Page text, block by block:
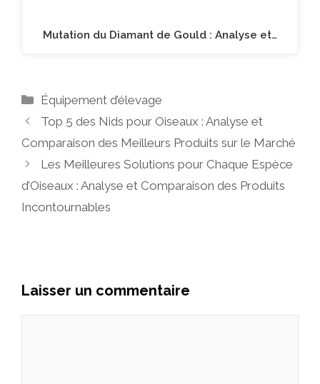
Mutation du Diamant de Gould : Analyse et…
Catégories
Équipement d’élevage
Top 5 des Nids pour Oiseaux : Analyse et
Comparaison des Meilleurs Produits sur le Marché
Les Meilleures Solutions pour Chaque Espèce
d’Oiseaux : Analyse et Comparaison des Produits
Incontournables
Laisser un commentaire